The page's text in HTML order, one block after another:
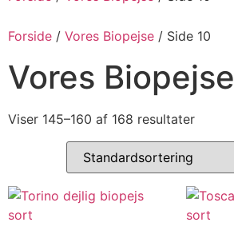
Forside / Vores Biopejse / Side 10
Vores Biopejse
Viser 145–160 af 168 resultater